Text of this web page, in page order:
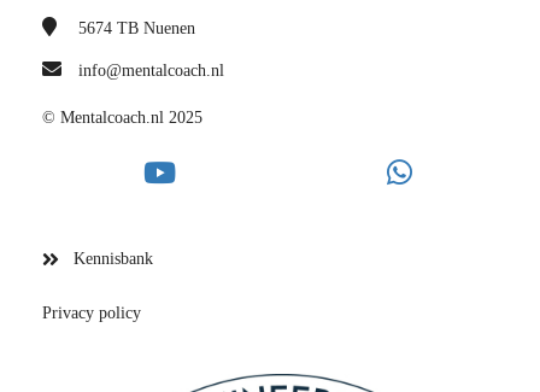
5674 TB Nuenen
info@mentalcoach.nl
© Mentalcoach.nl 2025
Kennisbank
Privacy policy